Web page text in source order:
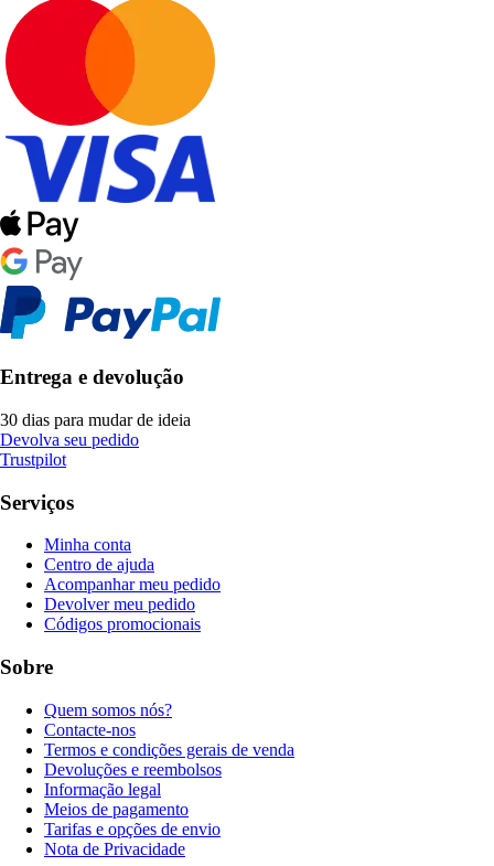
Entrega e devolução
30 dias para mudar de ideia
Devolva seu pedido
Trustpilot
Serviços
Minha conta
Centro de ajuda
Acompanhar meu pedido
Devolver meu pedido
Códigos promocionais
Sobre
Quem somos nós?
Contacte-nos
Termos e condições gerais de venda
Devoluções e reembolsos
Informação legal
Meios de pagamento
Tarifas e opções de envio
Nota de Privacidade